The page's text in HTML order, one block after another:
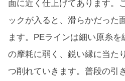
面に近く仕上げてあります。
ックが入ると、滑らかだった
ます。PEラインは細い原糸
の摩耗に弱く、鋭い縁に当た
つ削れていきます。普段の引